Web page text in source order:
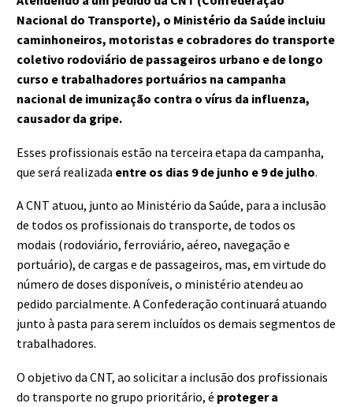
Nacional do Transporte), o Ministério da Saúde incluiu
caminhoneiros, motoristas e cobradores do transporte
coletivo rodoviário de passageiros urbano e de longo
curso e trabalhadores portuários na campanha
nacional de imunização contra o vírus da influenza,
causador da gripe.
Esses profissionais estão na terceira etapa da campanha,
que será realizada entre os dias 9 de junho e 9 de julho.
A CNT atuou, junto ao Ministério da Saúde, para a inclusão
de todos os profissionais do transporte, de todos os
modais (rodoviário, ferroviário, aéreo, navegação e
portuário), de cargas e de passageiros, mas, em virtude do
número de doses disponíveis, o ministério atendeu ao
pedido parcialmente. A Confederação continuará atuando
junto à pasta para serem incluídos os demais segmentos de
trabalhadores.
O objetivo da CNT, ao solicitar a inclusão dos profissionais
do transporte no grupo prioritário, é proteger a